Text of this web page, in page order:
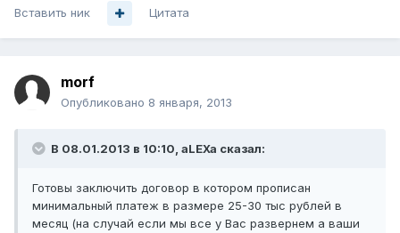
Вставить ник Цитата
morf
Опубликовано 8 января, 2013
В 08.01.2013 в 10:10, aLEXa сказал:
Готовы заключить договор в котором прописан
минимальный платеж в размере 25-30 тыс рублей в
месяц (на случай если мы все у Вас развернем а ваши